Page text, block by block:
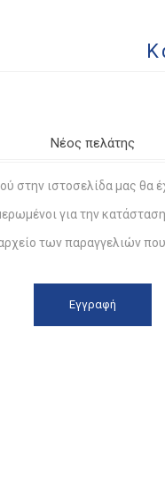
Νέος πελάτης
στην ιστοσελίδα μας θα
για την
των παραγγελιών που